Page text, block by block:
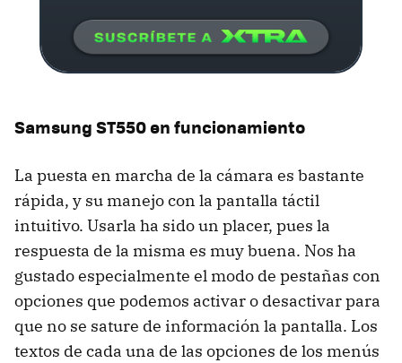
Samsung ST550 en funcionamiento
La puesta en marcha de la cámara es bastante
rápida, y su manejo con la pantalla táctil
intuitivo. Usarla ha sido un placer, pues la
respuesta de la misma es muy buena. Nos ha
gustado especialmente el modo de pestañas con
opciones que podemos activar o desactivar para
que no se sature de información la pantalla. Los
textos de cada una de las opciones de los menús